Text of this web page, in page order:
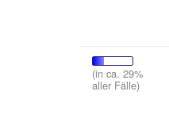
(in ca. 29%
aller Fälle)